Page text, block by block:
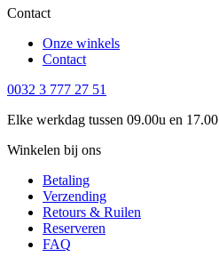
Contact
Onze winkels
Contact
0032 3 777 27 51
Elke werkdag tussen 09.00u en 17.00
Winkelen bij ons
Betaling
Verzending
Retours & Ruilen
Reserveren
FAQ